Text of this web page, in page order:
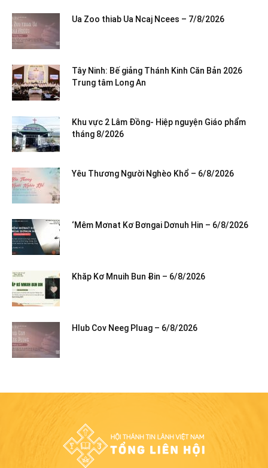
Ua Zoo thiab Ua Ncaj Ncees – 7/8/2026
Tây Ninh: Bế giảng Thánh Kinh Căn Bản 2026
Trung tâm Long An
Khu vực 2 Lâm Đồng- Hiệp nguyện Giáo phẩm
tháng 8/2026
Yêu Thương Người Nghèo Khổ – 6/8/2026
‘Mêm Mơnat Kơ Bơngai Dơnuh Hin – 6/8/2026
Khăp Kơ Mnuih Bun Ƀin – 6/8/2026
Hlub Cov Neeg Pluag – 6/8/2026